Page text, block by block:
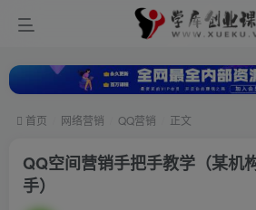
首页 网络营销 QQ营销 正文
QQ空间营销手把手教学（某机
手）